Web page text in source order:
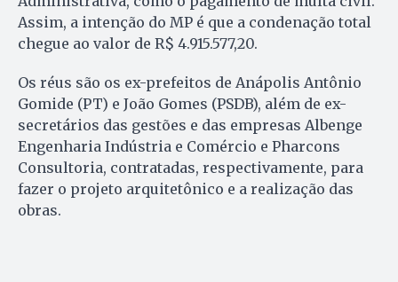
Assim, a intenção do MP é que a condenação total
chegue ao valor de R$ 4.915.577,20.
Os réus são os ex-prefeitos de Anápolis Antônio
Gomide (PT) e João Gomes (PSDB), além de ex-
secretários das gestões e das empresas Albenge
Engenharia Indústria e Comércio e Pharcons
Consultoria, contratadas, respectivamente, para
fazer o projeto arquitetônico e a realização das
obras.